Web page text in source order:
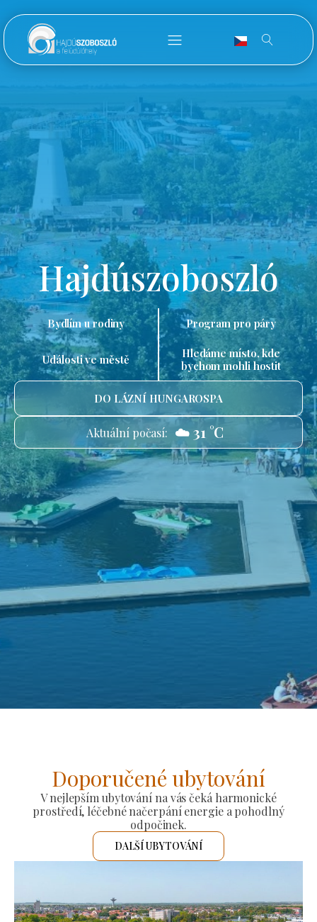
Hajdúszoboszló
Bydlím u rodiny Program pro páry
Události ve městě
Hledáme místo, kde
bychom mohli hostit
DO LÁZNÍ HUNGAROSPA
Aktuální počasí: ☁️ 31 °C
Doporučené ubytování
V nejlepším ubytování na vás čeká harmonické
prostředí, léčebné načerpání energie a pohodlný
odpočinek.
DALŠÍ UBYTOVÁNÍ